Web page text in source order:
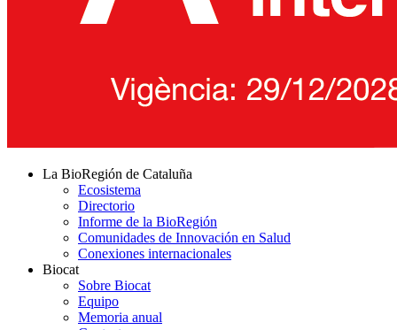
La BioRegión de Cataluña
Ecosistema
Directorio
Informe de la BioRegión
Comunidades de Innovación en Salud
Conexiones internacionales
Biocat
Sobre Biocat
Equipo
Memoria anual